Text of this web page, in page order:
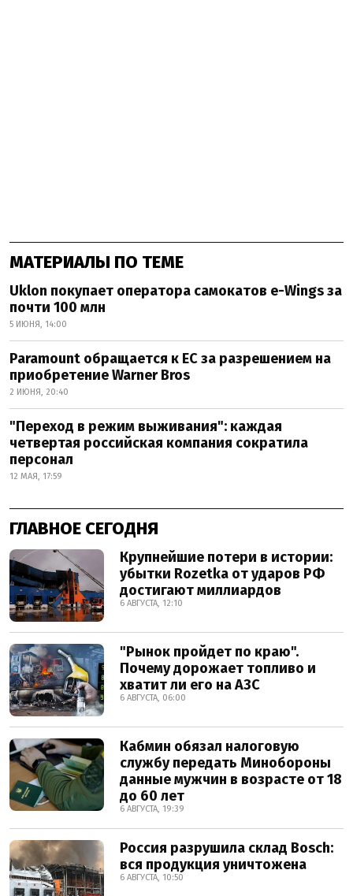
МАТЕРИАЛЫ ПО ТЕМЕ
Uklon покупает оператора самокатов e-Wings за
почти 100 млн
5 ИЮНЯ, 14:00
Paramount обращается к ЕС за разрешением на
приобретение Warner Bros
2 ИЮНЯ, 20:40
"Переход в режим выживания": каждая
четвертая российская компания сократила
персонал
12 МАЯ, 17:59
ГЛАВНОЕ СЕГОДНЯ
Крупнейшие потери в истории:
убытки Rozetka от ударов РФ
достигают миллиардов
6 АВГУСТА, 12:10
"Рынок пройдет по краю".
Почему дорожает топливо и
хватит ли его на АЗС
6 АВГУСТА, 06:00
Кабмин обязал налоговую
службу передать Минобороны
данные мужчин в возрасте от 18
до 60 лет
6 АВГУСТА, 19:39
Россия разрушила склад Bosch:
вся продукция уничтожена
6 АВГУСТА, 10:50